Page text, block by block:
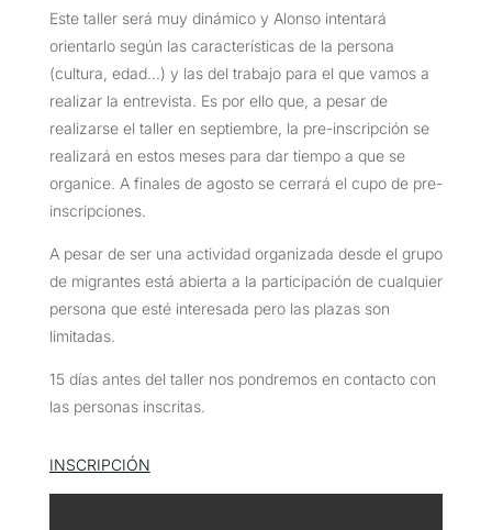
Este taller será muy dinámico y Alonso intentará
orientarlo según las características de la persona
(cultura, edad…) y las del trabajo para el que vamos a
realizar la entrevista. Es por ello que, a pesar de
realizarse el taller en septiembre, la pre-inscripción se
realizará en estos meses para dar tiempo a que se
organice. A finales de agosto se cerrará el cupo de pre-
inscripciones.
A pesar de ser una actividad organizada desde el grupo
de migrantes está abierta a la participación de cualquier
persona que esté interesada pero las plazas son
limitadas.
15 días antes del taller nos pondremos en contacto con
las personas inscritas.
INSCRIPCIÓN